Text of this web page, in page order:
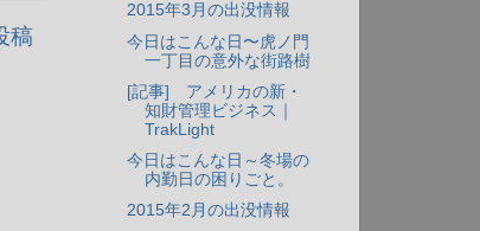
稿
2015年3月の出没情報
今日はこんな日〜虎ノ門
一丁目の意外な街路樹
[記事] アメリカの新・
知財管理ビジネス｜
TrakLight
今日はこんな日～冬場の
内勤日の困りごと。
2015年2月の出没情報